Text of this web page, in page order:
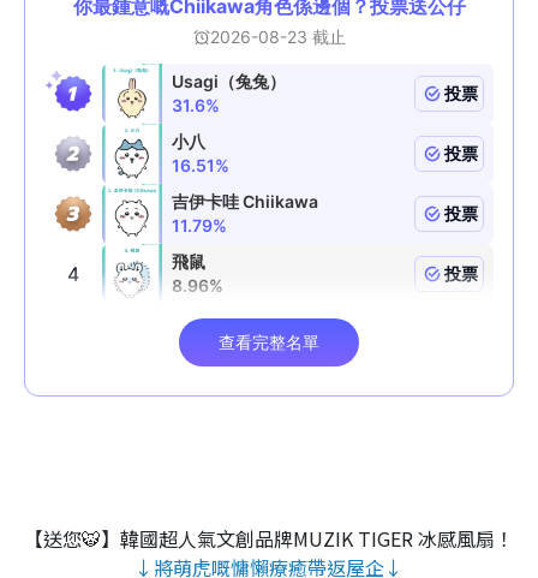
【送您🐯】韓國超人氣文創品牌MUZIK TIGER 冰感風扇！
↓將萌虎嘅慵懶療癒帶返屋企↓